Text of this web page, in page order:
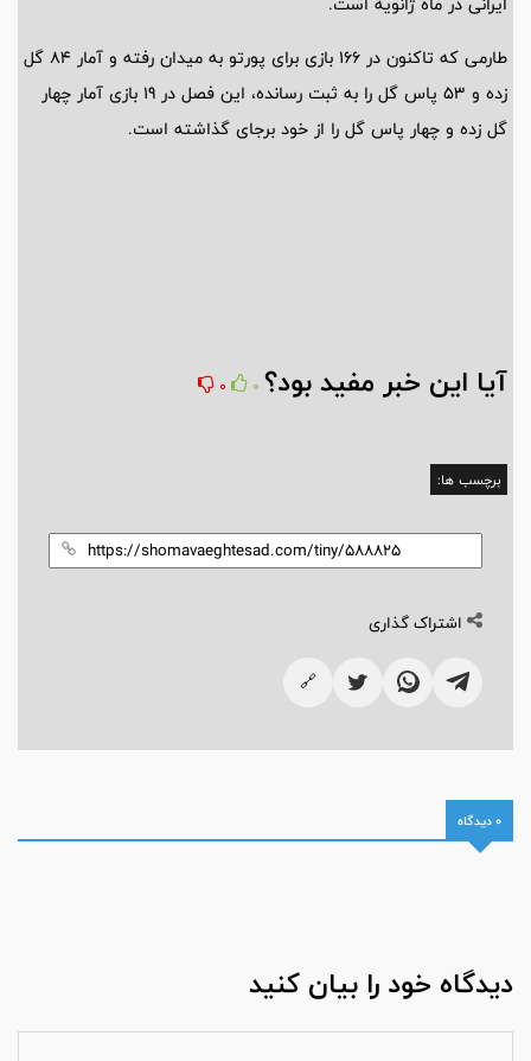
طارمی که تاکنون در 166 بازی برای پورتو به میدان رفته و آمار 84 گل
زده و 53 پاس گل را به ثبت رسانده، این فصل در 19 بازی آمار چهار
گل زده و چهار پاس گل را از خود برجای گذاشته است.
آیا این خبر مفید بود؟ 0
0
برچسب ها:
اشتراک گذاری
🔗
0 دیدگاه
دیدگاه خود را بیان کنید